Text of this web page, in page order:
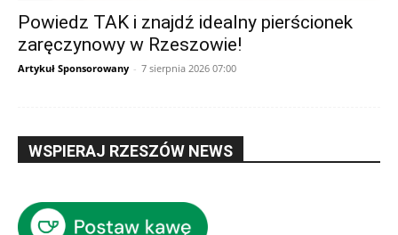
Powiedz TAK i znajdź idealny pierścionek
zaręczynowy w Rzeszowie!
Artykuł Sponsorowany - 7 sierpnia 2026 07:00
WSPIERAJ RZESZÓW NEWS